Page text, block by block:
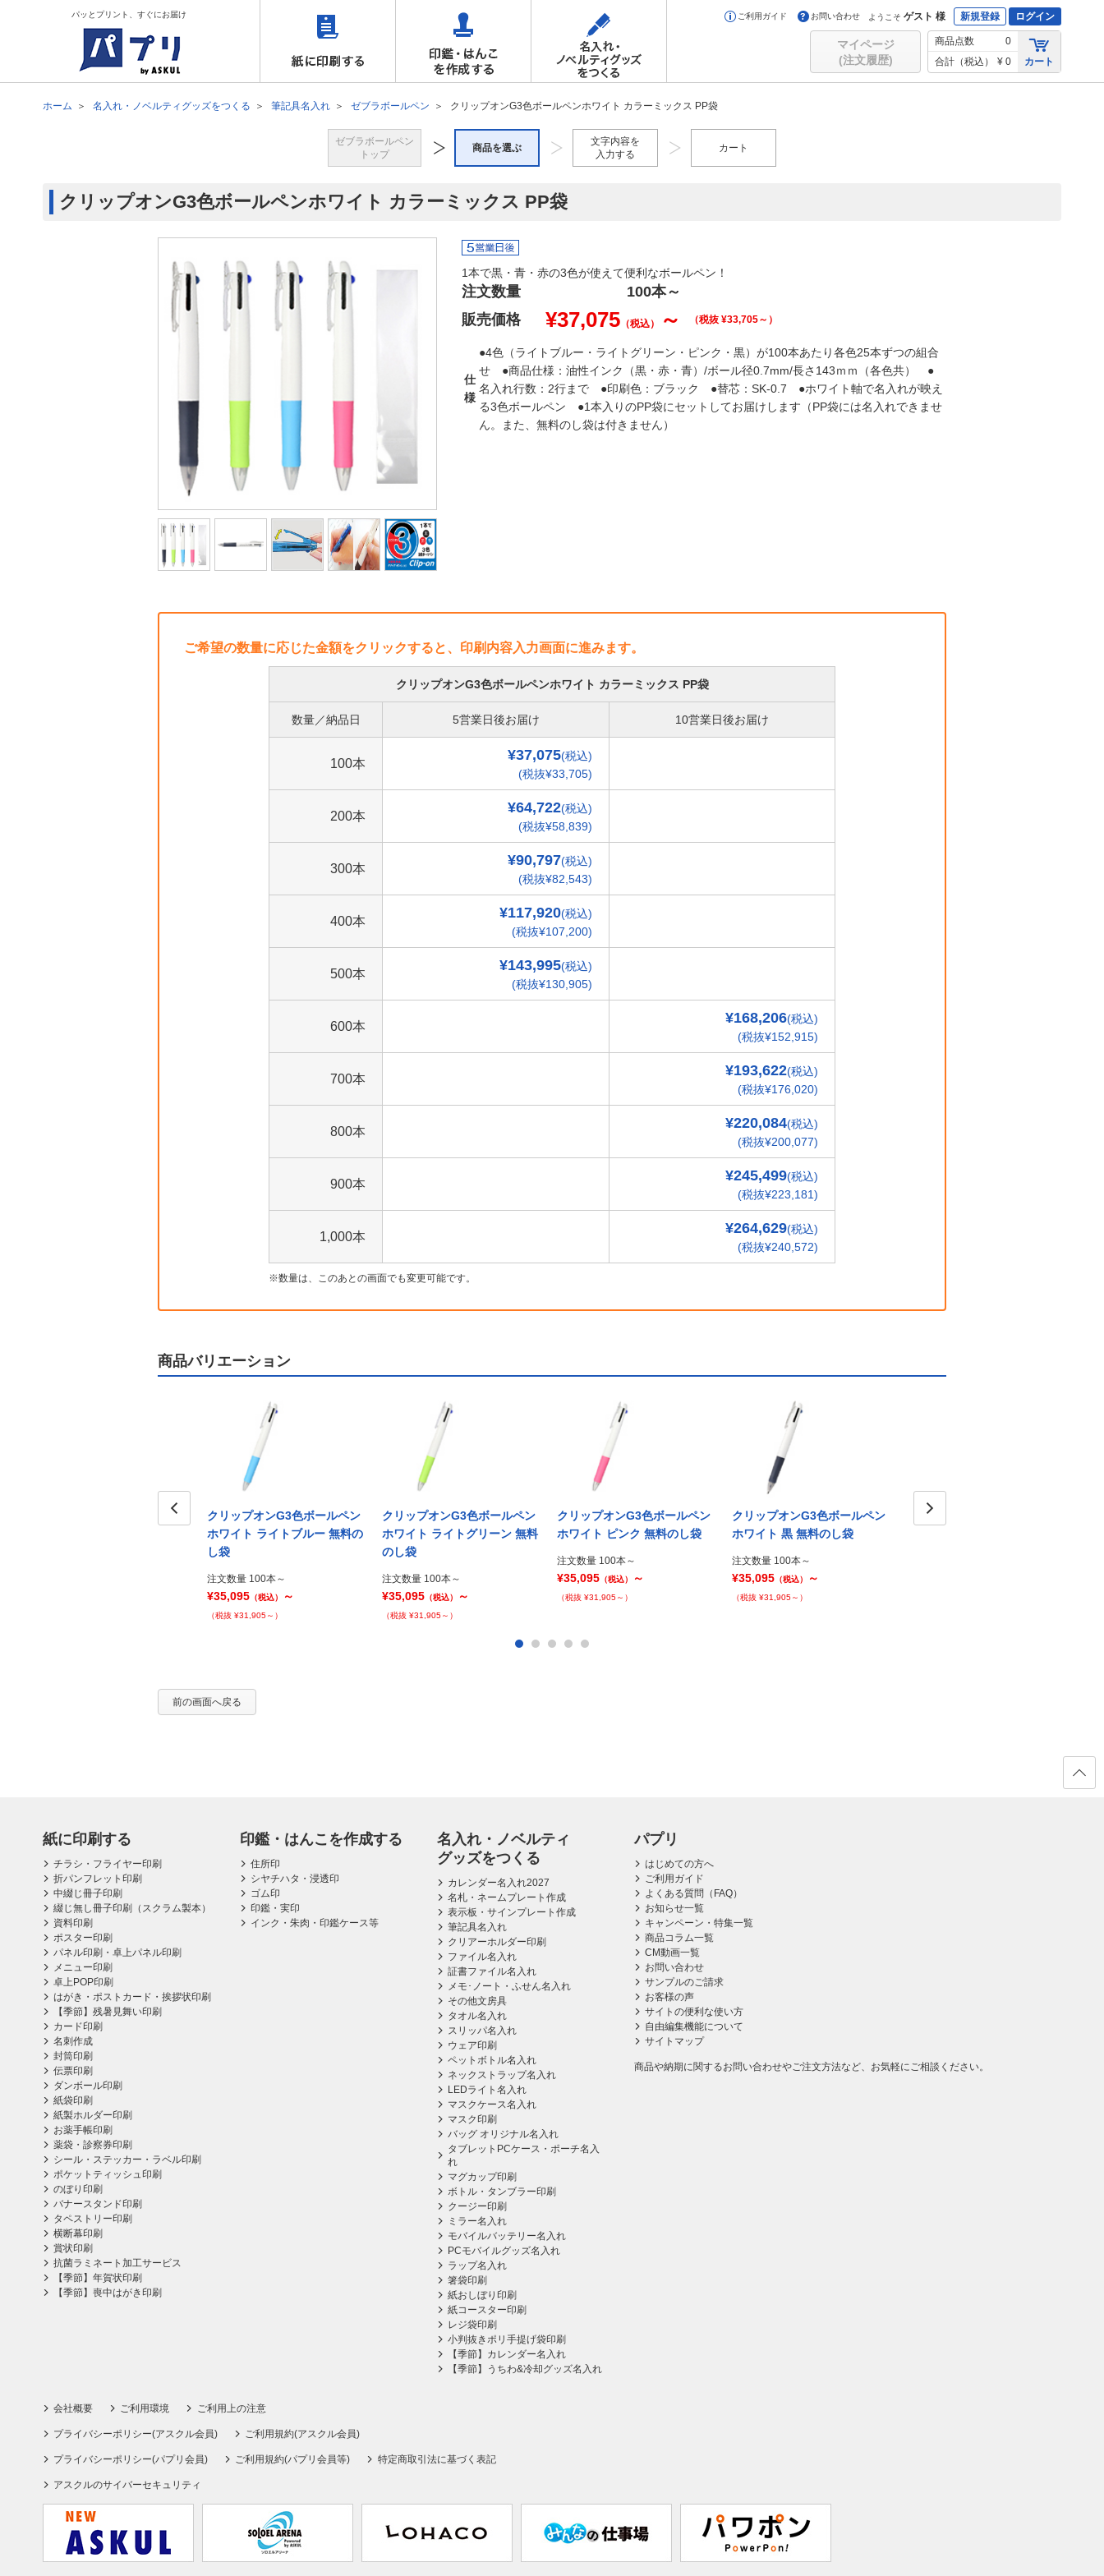
パッとプリント、すぐにお届け ご利用ガイド お問い合わせ ようこそ ゲスト 様 新規登録 ログイン
マイページ
(注文履歴)
商品点数
0
合計（税込）
¥ 0 カート
ホーム 名入れ・ノベルティグッズをつくる 筆記具名入れ ゼブラボールペン クリップオンG3色ボールペンホワイト カラーミックス PP袋
ゼブラボールペン
トップ
商品を選ぶ
文字内容を
入力する
カート
クリップオンG3色ボールペンホワイト カラーミックス PP袋
1本で黒・青・赤の3色が使えて便利なボールペン！
注文数量 100本～
販売価格
¥37,075 （税込） ～ （税抜 ¥33,705～）
仕
様
●4色（ライトブルー・ライトグリーン・ピンク・黒）が100本あたり各色25本ずつの組合
せ ●商品仕様：油性インク（黒・赤・青）/ボール径0.7mm/長さ143ｍｍ（各色共） ●
名入れ行数：2行まで ●印刷色：ブラック ●替芯：SK-0.7 ●ホワイト軸で名入れが映え
る3色ボールペン ●1本入りのPP袋にセットしてお届けします（PP袋には名入れできませ
ん。また、無料のし袋は付きません）
ご希望の数量に応じた金額をクリックすると、印刷内容入力画面に進みます。
クリップオンG3色ボールペンホワイト カラーミックス PP袋
数量／納品日 5営業日後お届け 10営業日後お届け
100本
¥37,075(税込)
(税抜¥33,705)
200本
¥64,722(税込)
(税抜¥58,839)
300本
¥90,797(税込)
(税抜¥82,543)
400本
¥117,920(税込)
(税抜¥107,200)
500本
¥143,995(税込)
(税抜¥130,905)
600本
¥168,206(税込)
(税抜¥152,915)
700本
¥193,622(税込)
(税抜¥176,020)
800本
¥220,084(税込)
(税抜¥200,077)
900本
¥245,499(税込)
(税抜¥223,181)
1,000本
¥264,629(税込)
(税抜¥240,572)
数量は、このあとの画面でも変更可能です。
商品バリエーション
クリップオンG3色ボールペン
クリップオンG3色ボールペン
ホワイト ライトブルー 無料の
し袋
注文数量 100本～
¥35,095 （税込） ～
（税抜 ¥31,905～）
クリップオンG3色ボールペン
ホワイト ライトグリーン 無料
のし袋
注文数量 100本～
¥35,095 （税込） ～
（税抜 ¥31,905～）
クリップオンG3色ボールペン
ホワイト ピンク 無料のし袋
注文数量 100本～
¥35,095 （税込） ～
（税抜 ¥31,905～）
クリップオンG3色ボールペン
ホワイト 黒 無料のし袋
注文数量 100本～
¥35,095 （税込） ～
（税抜 ¥31,905～）
クリップオンG3色ボールペン
前の画面へ戻る
紙に印刷する
チラシ・フライヤー印刷
折パンフレット印刷
中綴じ冊子印刷
綴じ無し冊子印刷（スクラム製本）
資料印刷
ポスター印刷
パネル印刷・卓上パネル印刷
メニュー印刷
卓上POP印刷
はがき・ポストカード・挨拶状印刷
【季節】残暑見舞い印刷
カード印刷
名刺作成
封筒印刷
伝票印刷
ダンボール印刷
紙袋印刷
紙製ホルダー印刷
お薬手帳印刷
薬袋・診察券印刷
シール・ステッカー・ラベル印刷
ポケットティッシュ印刷
のぼり印刷
バナースタンド印刷
タペストリー印刷
横断幕印刷
賞状印刷
抗菌ラミネート加工サービス
【季節】年賀状印刷
【季節】喪中はがき印刷
印鑑・はんこを作成する
住所印
シヤチハタ・浸透印
ゴム印
印鑑・実印
インク・朱肉・印鑑ケース等
名入れ・ノベルティ
グッズをつくる
カレンダー名入れ2027
名札・ネームプレート作成
表示板・サインプレート作成
筆記具名入れ
クリアーホルダー印刷
ファイル名入れ
証書ファイル名入れ
メモ･ノート・ふせん名入れ
その他文房具
タオル名入れ
スリッパ名入れ
ウェア印刷
ペットボトル名入れ
ネックストラップ名入れ
LEDライト名入れ
マスクケース名入れ
マスク印刷
バッグ オリジナル名入れ
タブレットPCケース・ポーチ名入
れ
マグカップ印刷
ボトル・タンブラー印刷
クージー印刷
ミラー名入れ
モバイルバッテリー名入れ
PCモバイルグッズ名入れ
ラップ名入れ
箸袋印刷
紙おしぼり印刷
紙コースター印刷
レジ袋印刷
小判抜きポリ手提げ袋印刷
【季節】カレンダー名入れ
【季節】うちわ&冷却グッズ名入れ
パプリ
はじめての方へ
ご利用ガイド
よくある質問（FAQ）
お知らせ一覧
キャンペーン・特集一覧
商品コラム一覧
CM動画一覧
お問い合わせ
サンプルのご請求
お客様の声
サイトの便利な使い方
自由編集機能について
サイトマップ
商品や納期に関するお問い合わせやご注文方法など、お気軽にご相談ください。
会社概要 ご利用環境 ご利用上の注意
プライバシーポリシー(アスクル会員) ご利用規約(アスクル会員)
プライバシーポリシー(パプリ会員) ご利用規約(パプリ会員等) 特定商取引法に基づく表記
アスクルのサイバーセキュリティ